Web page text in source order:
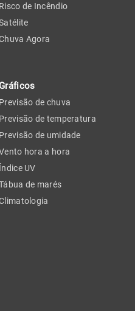
Risco de Incêndio
Agora
Gráficos
Previsão de chuva
Previsão de temperatura
Previsão de umidade
hora a hora
Índice UV
de marés